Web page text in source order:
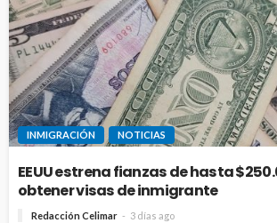
INMIGRACIÓN NOTICIAS
EEUU estrena fianzas de hasta
obtener visas de inmigrante
Redacción Celimar 3 días ago